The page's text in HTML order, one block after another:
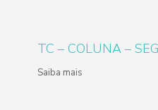
TC – COLUNA –
Saiba mais